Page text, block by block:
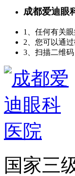
成都爱迪眼
1、任何有关
2、您可以通
3、扫描二维
国家三